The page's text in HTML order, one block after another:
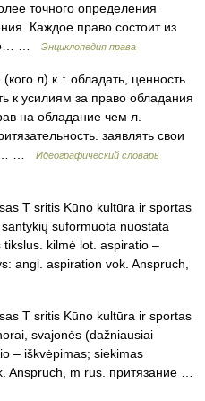
точного определения
Каждое право состоит из
…
Энциклопедия права
л) к ↑ обладать, ценность
к усилиям за право обладания
на обладание чем л.
заявлять свои
…
Идеографический словарь
T sritis Kūno kultūra ir sportas
suformuota nuostata
kilmė lot. aspiratio –
angl. aspiration vok. Anspruch,
T sritis Kūno kultūra ir sportas
svajonės (dažniausiai
– iškvėpimas; siekimas
Anspruch, m rus. притязание …